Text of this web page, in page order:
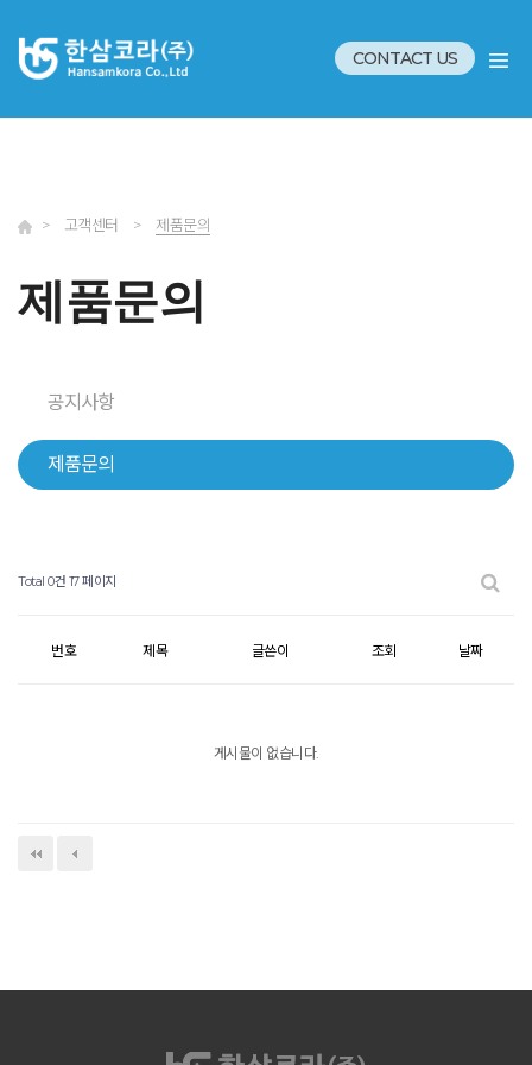
CONTACT US
> 고객센터 > 제품문의
제품문의
공지사항
제품문의
Total 0건 17 페이지
번호 제목 글쓴이 조회 날짜
게시물이 없습니다.